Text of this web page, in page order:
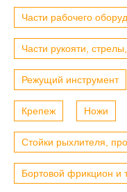
Части рабочего
Части рукояти,
Режущий инструмент
Крепеж Ножи
Стойки рыхлителя,
Бортовой фрикцион и